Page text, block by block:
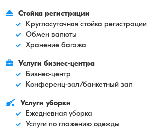
Стойка регистрации
Круглосуточная стойка регистрации
Обмен валюты
Хранение багажа
Услуги бизнес-центра
Бизнес-центр
Конференц-зал/банкетный зал
Услуги уборки
Ежедневная уборка
Услуги по глажению одежды